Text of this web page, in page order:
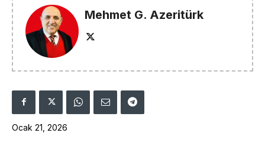
Mehmet G. Azeritürk
Ocak 21, 2026